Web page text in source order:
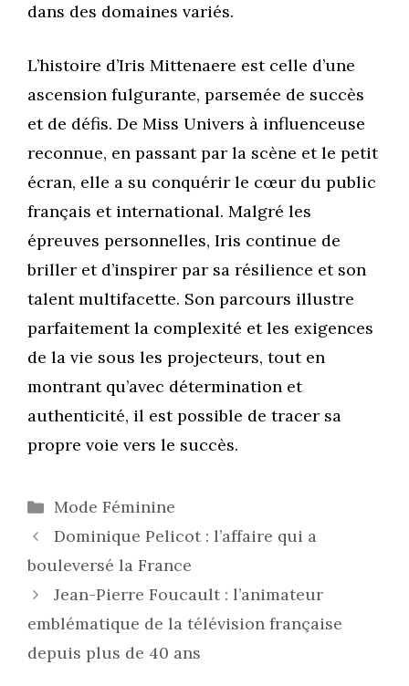
dans des domaines variés.
L’histoire d’Iris Mittenaere est celle d’une
ascension fulgurante, parsemée de succès
et de défis. De Miss Univers à influenceuse
reconnue, en passant par la scène et le petit
écran, elle a su conquérir le cœur du public
français et international. Malgré les
épreuves personnelles, Iris continue de
briller et d’inspirer par sa résilience et son
talent multifacette. Son parcours illustre
parfaitement la complexité et les exigences
de la vie sous les projecteurs, tout en
montrant qu’avec détermination et
authenticité, il est possible de tracer sa
propre voie vers le succès.
Catégories
Mode Féminine
Dominique Pelicot : l’affaire qui a
bouleversé la France
Jean-Pierre Foucault : l’animateur
emblématique de la télévision française
depuis plus de 40 ans